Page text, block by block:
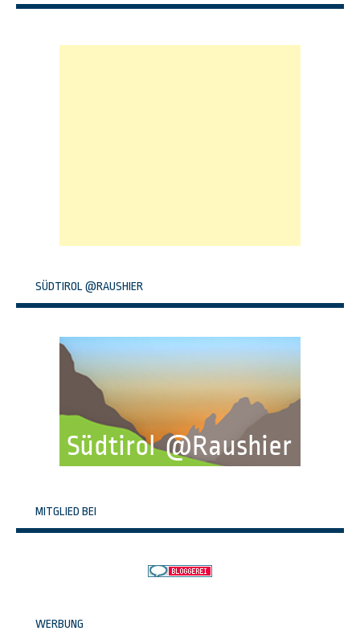
SÜDTIROL @RAUSHIER
MITGLIED BEI
WERBUNG